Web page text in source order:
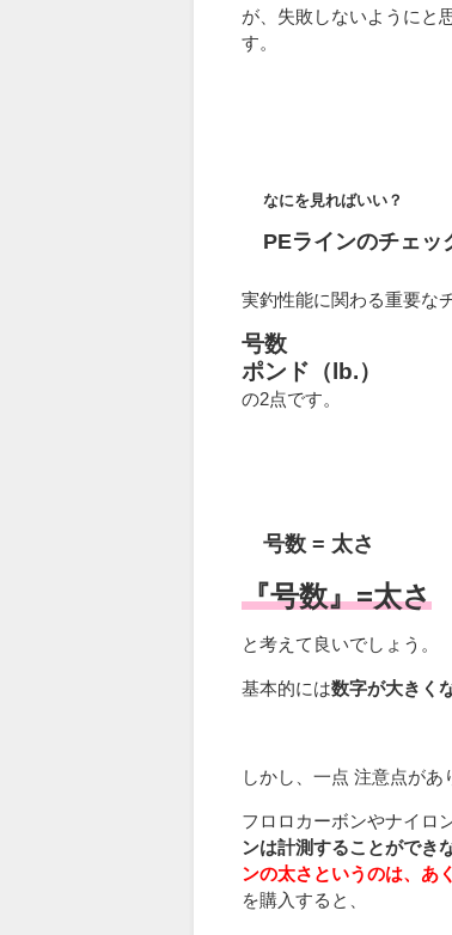
が、失敗しないようにと
す。
なにを見ればいい？
PEラインのチェッ
実釣性能に関わる重要な
号数
ポンド（lb.）
の2点です。
号数 = 太さ
『号数』=太さ
と考えて良いでしょう。
基本的には数字が大きく
しかし、一点 注意点があ
フロロカーボンやナイロ
ンは計測することができ
ンの太さというのは、あ
を購入すると、